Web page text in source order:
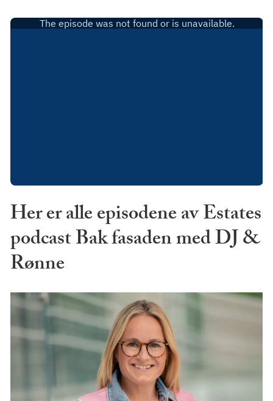
Her er alle episodene av Estates
podcast Bak fasaden med DJ &
Rønne